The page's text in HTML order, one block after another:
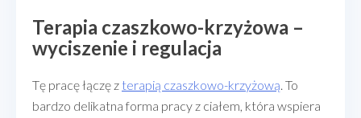
Terapia czaszkowo-krzyżowa –
wyciszenie i regulacja
Tę pracę łączę z terapią czaszkowo-krzyżową. To
bardzo delikatna forma pracy z ciałem, która wspiera